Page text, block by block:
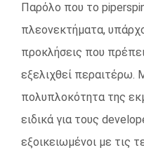
Παρόλο που το
πλεονεκτήματα,
προκλήσεις που
εξελιχθεί περαιτέρω.
πολυπλοκότητα της
ειδικά για τους
εξοικειωμένοι με τις